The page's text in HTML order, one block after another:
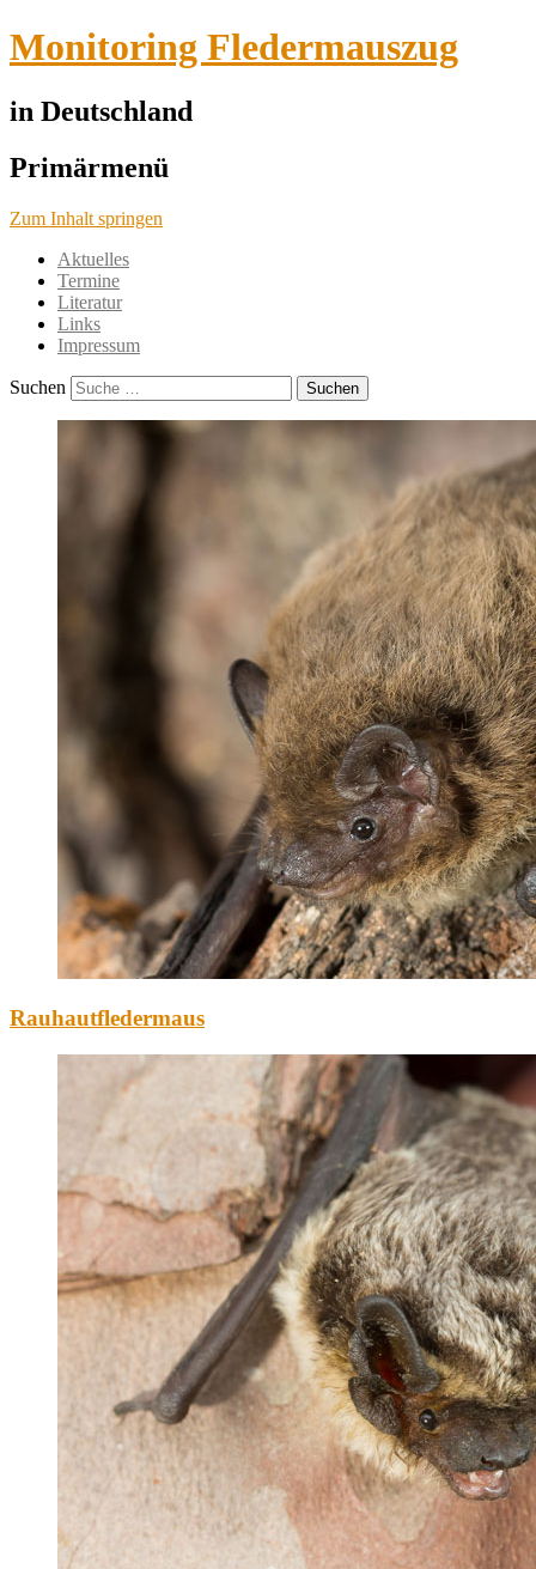
Monitoring Fledermauszug
in Deutschland
Primärmenü
Zum Inhalt springen
Aktuelles
Termine
Literatur
Links
Impressum
Suchen
Rauhautfledermaus